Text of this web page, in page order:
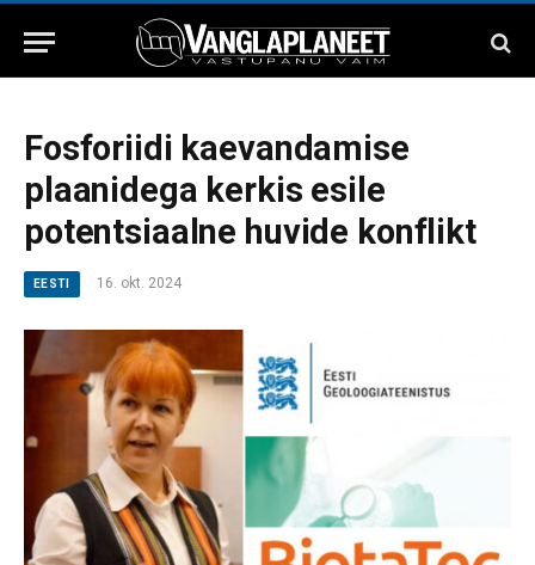
Fosforiidi kaevandamise
plaanidega kerkis esile
potentsiaalne huvide konflikt
EESTI 16. okt. 2024